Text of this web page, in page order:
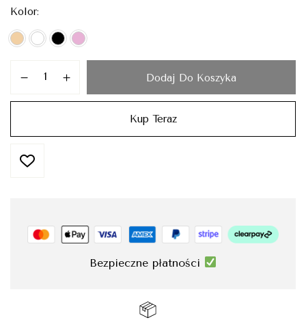
Kolor
Dodaj Do Koszyka
Kup Teraz
Bezpieczne płatności